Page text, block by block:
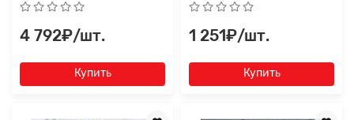
4 792₽/шт.
Купить
1 251₽/шт.
Купить